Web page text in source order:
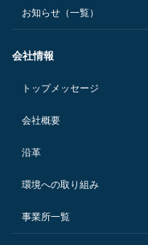
お知らせ（一覧）
会社情報
トップメッセージ
会社概要
沿革
環境への取り組み
事業所一覧